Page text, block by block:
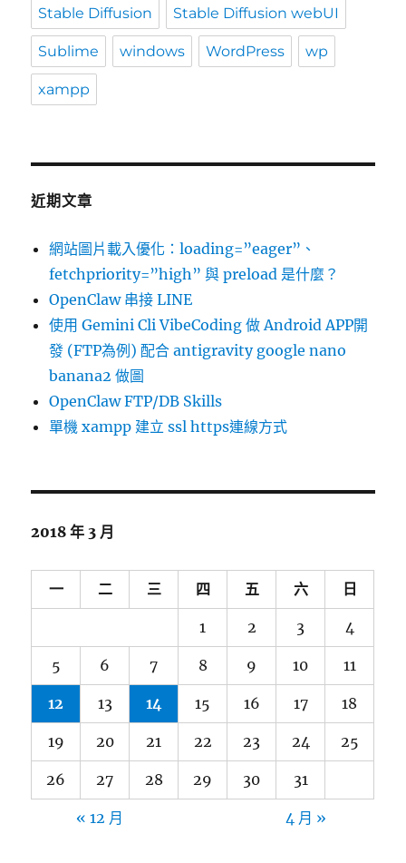
Stable Diffusion Stable Diffusion webUI
Sublime windows WordPress wp
xampp
近期文章
網站圖片載入優化：loading=”eager”、
fetchpriority=”high” 與 preload 是什麼？
OpenClaw 串接 LINE
使用 Gemini Cli VibeCoding 做 Android APP開
發 (FTP為例) 配合 antigravity google nano
banana2 做圖
OpenClaw FTP/DB Skills
單機 xampp 建立 ssl https連線方式
2018 年 3 月
一 二 三 四 五 六 日
1 2 3 4
5 6 7 8 9 10 11
12 13 14 15 16 17 18
19 20 21 22 23 24 25
26 27 28 29 30 31
« 12 月 4 月 »